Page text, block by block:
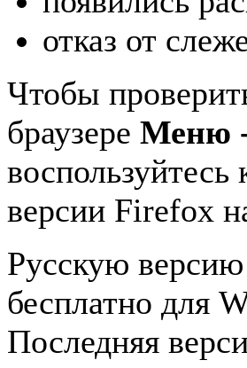
отказ от
Чтобы
браузере Меню
версии Firefox
Русскую
бесплатно для
Последняя